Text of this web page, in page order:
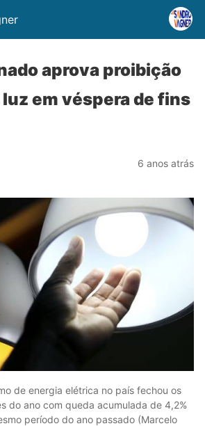
aprova proibição
em véspera de fins
6 anos atrás
de energia elétrica no país fechou os
do ano com queda acumulada de 4,2%
período do ano passado (Marcelo